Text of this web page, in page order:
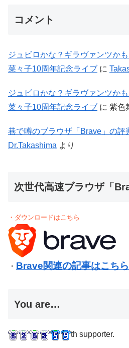
コメント
ジュビロかな？ギラヴァンツか
菜々子10周年記念ライブ に
ジュビロかな？ギラヴァンツか
菜々子10周年記念ライブ に 紫色
巷で噂のブラウザ「Brave」の評
Dr.Takashima より
次世代高速ブラウザ「
・ダウンロードはこちら
・ Brave関連の記事はこちら
You are…
th supporter.